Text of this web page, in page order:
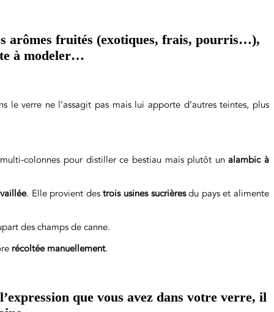
arômes fruités (exotiques, frais, pourris…),
à modeler…
le verre ne l’assagit pas mais lui apporte d’autres teintes, plus
colonnes pour distiller ce bestiau mais plutôt unalambic à
. Elle provient destrois usines sucrièresdu pays et alimente
des champs de canne.
récoltée manuellement.
que vous avez dans votre verre, il